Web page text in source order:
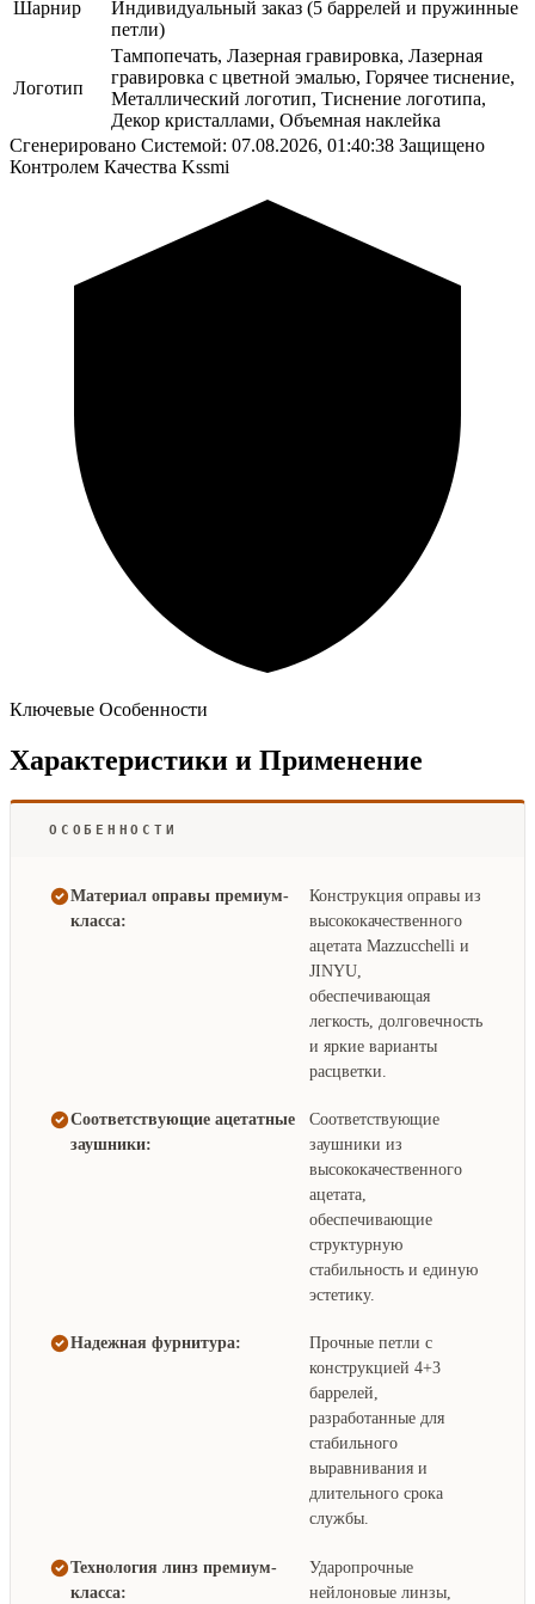
Шарнир
Индивидуальный заказ (5 баррелей и пружинные
петли)
Логотип
Тампопечать, Лазерная гравировка, Лазерная
гравировка с цветной эмалью, Горячее тиснение,
Металлический логотип, Тиснение логотипа,
Декор кристаллами, Объемная наклейка
Сгенерировано Системой: 07.08.2026, 01:40:38 Защищено
Контролем Качества Kssmi
Ключевые Особенности
Характеристики и Применение
ОСОБЕННОСТИ
Материал оправы премиум-
класса:
Конструкция оправы из
высококачественного
ацетата Mazzucchelli и
JINYU,
обеспечивающая
легкость, долговечность
и яркие варианты
расцветки.
Соответствующие ацетатные
заушники:
Соответствующие
заушники из
высококачественного
ацетата,
обеспечивающие
структурную
стабильность и единую
эстетику.
Надежная фурнитура:
Прочные петли с
конструкцией 4+3
баррелей,
разработанные для
стабильного
выравнивания и
длительного срока
службы.
Технология линз премиум-
класса:
Ударопрочные
нейлоновые линзы,